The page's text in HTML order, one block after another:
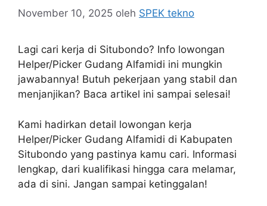
November 10, 2025 oleh SPEK tekno
Lagi cari kerja di Situbondo? Info lowongan
Helper/Picker Gudang Alfamidi ini mungkin
jawabannya! Butuh pekerjaan yang stabil dan
menjanjikan? Baca artikel ini sampai selesai!
Kami hadirkan detail lowongan kerja
Helper/Picker Gudang Alfamidi di Kabupaten
Situbondo yang pastinya kamu cari. Informasi
lengkap, dari kualifikasi hingga cara melamar,
ada di sini. Jangan sampai ketinggalan!